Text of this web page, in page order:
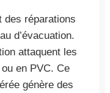
des réparations
d’évacuation.
attaquent les
en PVC. Ce
génère des